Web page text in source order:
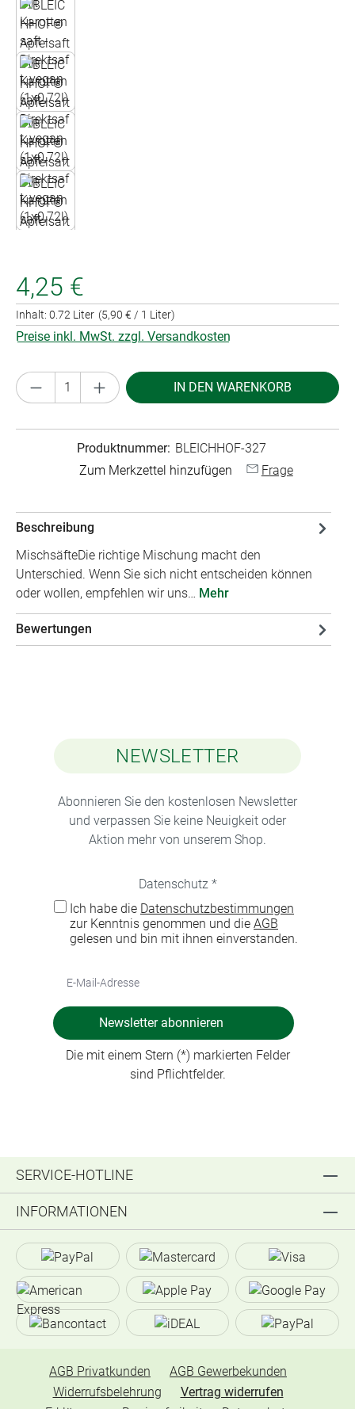
4,25 €
Inhalt: 0.72 Liter (5,90 € / 1 Liter)
Preise inkl. MwSt. zzgl. Versandkosten
Produkt Anzahl: Gib den gewünschten Wert
IN DEN WARENKORB
Produktnummer: BLEICHHOF-327
Zum Merkzettel hinzufügen
Frage
Beschreibung
MischsäfteDie richtige Mischung macht den
Unterschied. Wenn Sie sich nicht entscheiden können
oder wollen, empfehlen wir uns… Mehr
Bewertungen
NEWSLETTER
Abonnieren Sie den kostenlosen Newsletter
und verpassen Sie keine Neuigkeit oder
Aktion mehr von unserem Shop.
Datenschutz *
Ich habe die Datenschutzbestimmungen
zur Kenntnis genommen und die AGB
gelesen und bin mit ihnen einverstanden.
Newsletter abonnieren
Die mit einem Stern (*) markierten Felder
sind Pflichtfelder.
SERVICE-HOTLINE
INFORMATIONEN
AGB Privatkunden
AGB Gewerbekunden
Widerrufsbelehrung
Vertrag widerrufen